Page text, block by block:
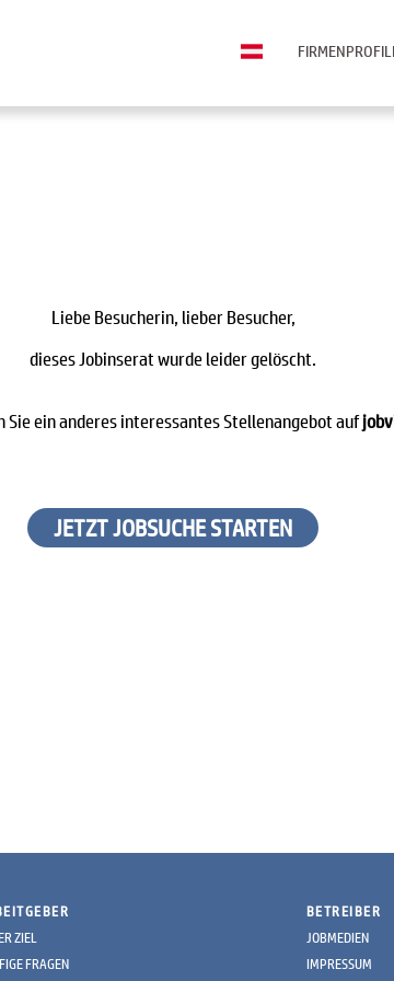
Liebe Besucherin, lieber Besucher,
dieses Jobinserat wurde leider gelöscht.
Sie ein anderes interessantes Stellenangebot auf
JETZT JOBSUCHE STARTEN
ZIEL
FRAGEN
BETREIBER
JOBMEDIEN
IMPRESSUM